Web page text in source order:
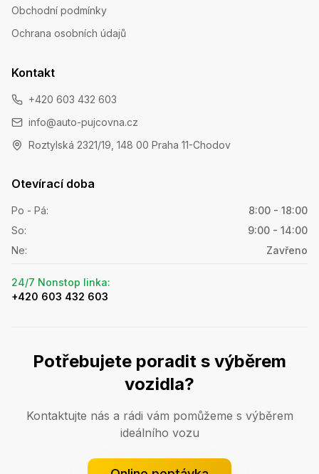
Obchodní podmínky
Ochrana osobních údajů
Kontakt
+420 603 432 603
info@auto-pujcovna.cz
Roztylská 2321/19, 148 00 Praha 11-Chodov
Otevírací doba
Po - Pá:
8:00 - 18:00
So:
9:00 - 14:00
Ne: Zavřeno
24/7 Nonstop linka:
+420 603 432 603
Potřebujete poradit s výběrem
vozidla?
Kontaktujte nás a rádi vám pomůžeme s výběrem
ideálního vozu